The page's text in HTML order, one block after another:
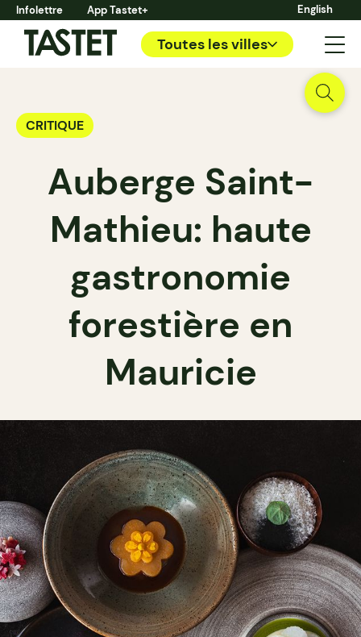
Infolettre App Tastet+ English
Toutes les villes
CRITIQUE
Auberge Saint-
Mathieu: haute
gastronomie
forestière en
Mauricie